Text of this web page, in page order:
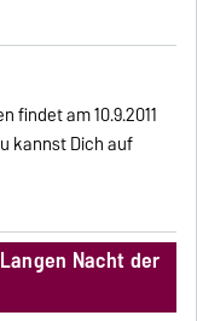
findet am 10.9.2011
kannst Dich auf
Nacht der